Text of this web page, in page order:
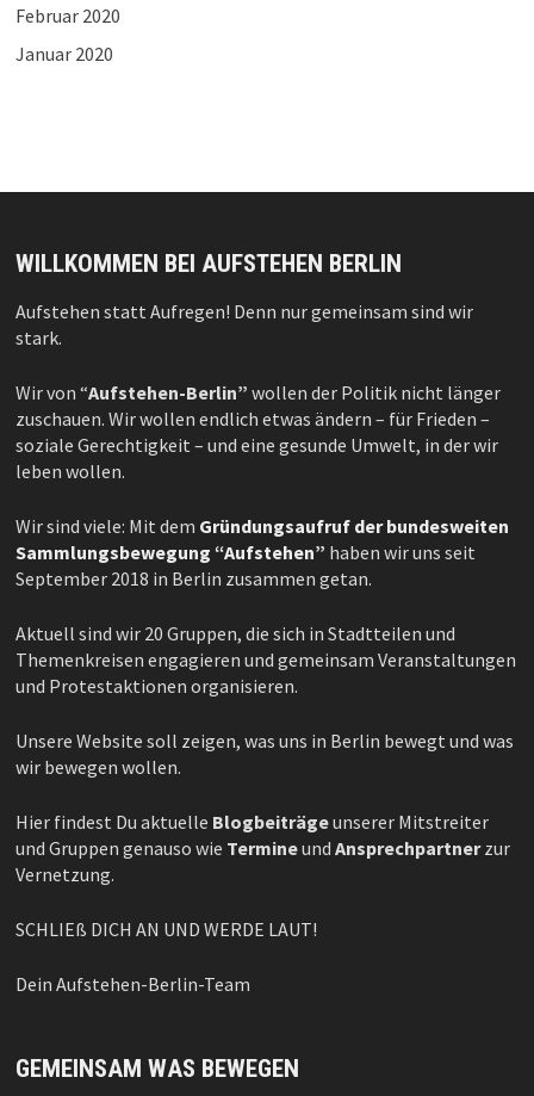
Februar 2020
Januar 2020
WILLKOMMEN BEI AUFSTEHEN BERLIN
Aufstehen statt Aufregen! Denn nur gemeinsam sind wir
stark.
Wir von “Aufstehen-Berlin” wollen der Politik nicht länger
zuschauen. Wir wollen endlich etwas ändern – für Frieden –
soziale Gerechtigkeit – und eine gesunde Umwelt, in der wir
leben wollen.
Wir sind viele: Mit dem Gründungsaufruf der bundesweiten
Sammlungsbewegung “Aufstehen” haben wir uns seit
September 2018 in Berlin zusammen getan.
Aktuell sind wir 20 Gruppen, die sich in Stadtteilen und
Themenkreisen engagieren und gemeinsam Veranstaltungen
und Protestaktionen organisieren.
Unsere Website soll zeigen, was uns in Berlin bewegt und was
wir bewegen wollen.
Hier findest Du aktuelle Blogbeiträgeunserer Mitstreiter
und Gruppen genauso wie Termineund Ansprechpartnerzur
Vernetzung.
SCHLIEß DICH AN UND WERDE LAUT!
Dein Aufstehen-Berlin-Team
GEMEINSAM WAS BEWEGEN